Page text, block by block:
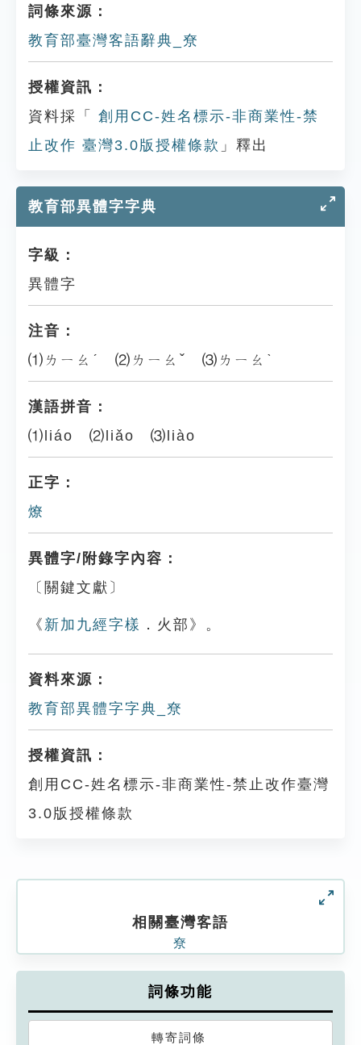
詞條來源：
教育部臺灣客語辭典_尞
授權資訊：
資料採「
創用CC-姓名標示-非商業性-禁
止改作 臺灣3.0版授權條款 」釋出
教育部異體字字典
字級：
異體字
注音：
⑴ㄌㄧㄠˊ ⑵ㄌㄧㄠˇ ⑶ㄌㄧㄠˋ
漢語拼音：
⑴liáo ⑵liǎo ⑶liào
正字：
燎
異體字/附錄字內容：
〔關鍵文獻〕
《 新加九經字樣 ．火部》。
資料來源：
教育部異體字字典_尞
授權資訊：
創用CC-姓名標示-非商業性-禁止改作臺灣
3.0版授權條款
相關臺灣客語
尞
詞條功能
轉寄詞條